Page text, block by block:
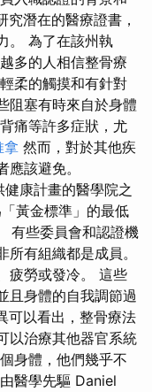
究潛在的醫療證書，
。 為了在該州執
多的人相信整骨療
柔的觸摸和有針對
阻塞有時來自於身體
痛等許多症狀，尤
拿 然而，對於其他疾
該避免。
康計畫的醫學院之
黃金標準」的最低
有些委員會和認證機
有組織都是成員。
疲勞或發冷。 這些
且身體的自我調節過
可以看出，整骨療法
以治療其他器官系統
身體，他們幾乎不
醫學先驅 Daniel